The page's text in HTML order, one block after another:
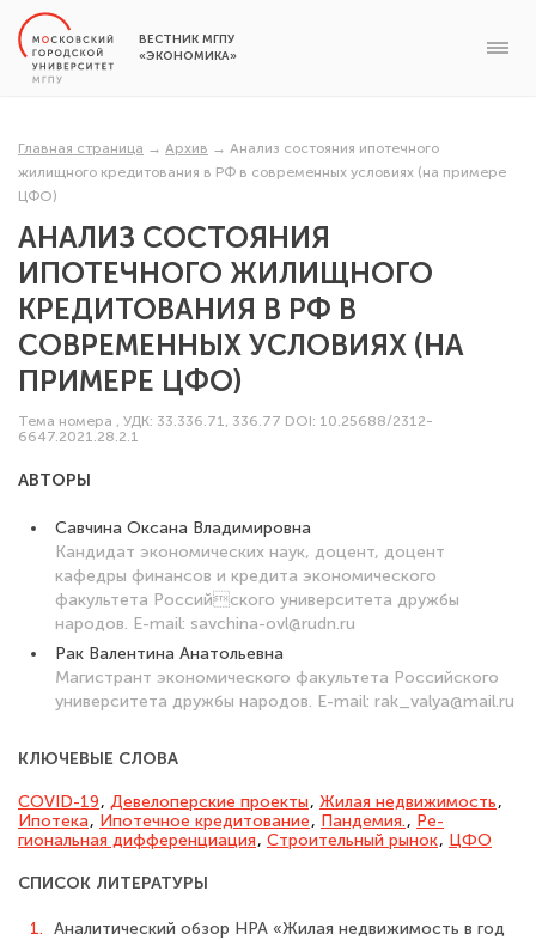
ВЕСТНИК МГПУ
«ЭКОНОМИКА»
Главная страница → Архив → Анализ состояния ипотечного
жилищного кредитования в РФ в современных условиях (на примере
ЦФО)
АНАЛИЗ СОСТОЯНИЯ
ИПОТЕЧНОГО ЖИЛИЩНОГО
КРЕДИТОВАНИЯ В РФ В
СОВРЕМЕННЫХ УСЛОВИЯХ (НА
ПРИМЕРЕ ЦФО)
Тема номера , УДК: 33.336.71, 336.77 DOI: 10.25688/2312-
6647.2021.28.2.1
АВТОРЫ
Савчина Оксана Владимировна
Кандидат экономических наук, доцент, доцент
кафедры финансов и кредита экономического
факультета Российского университета дружбы
народов. E-mail: savchina-ovl@rudn.ru
Рак Валентина Анатольевна
Магистрант экономического факультета Российского
университета дружбы народов. E-mail: rak_valya@mail.ru
КЛЮЧЕВЫЕ СЛОВА
COVID-19, Девелоперские проекты, Жилая недвижимость,
Ипотека, Ипотечное кредитование, Пандемия., Ре­
гиональная дифференциация, Строительный рынок, ЦФО
СПИСОК ЛИТЕРАТУРЫ
1. Аналитический обзор НРА «Жилая недвижимость в год